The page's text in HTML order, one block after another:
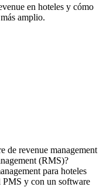
en hoteles y cómo
amplio.
de revenue management
(RMS)?
para hoteles
PMS y con un software